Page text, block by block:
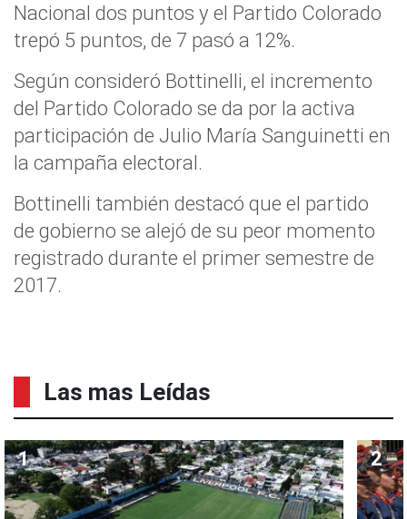
Nacional dos puntos y el Partido Colorado
trepó 5 puntos, de 7 pasó a 12%.
Según consideró Bottinelli, el incremento
del Partido Colorado se da por la activa
participación de Julio María Sanguinetti en
la campaña electoral.
Bottinelli también destacó que el partido
de gobierno se alejó de su peor momento
registrado durante el primer semestre de
2017.
Las mas Leídas